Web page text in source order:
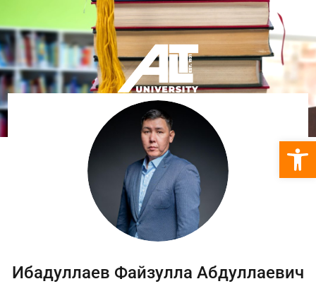
Ибадуллаев Файзулла Абдуллаевич